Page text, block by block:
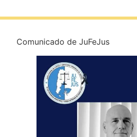
Comunicado de JuFeJus